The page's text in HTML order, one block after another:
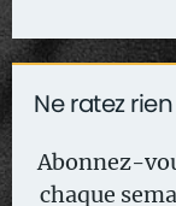
Ne ratez
Abonnez-
chaque